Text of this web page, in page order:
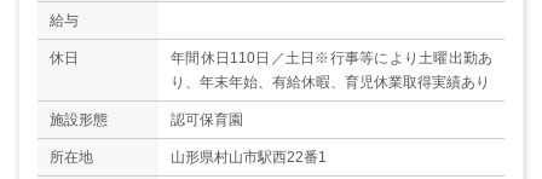
給与
休日
年間休日110日／土日※行事等により土曜出勤あ
り、年末年始、有給休暇、育児休業取得実績あり
施設形態 認可保育園
所在地 山形県村山市駅西22番1